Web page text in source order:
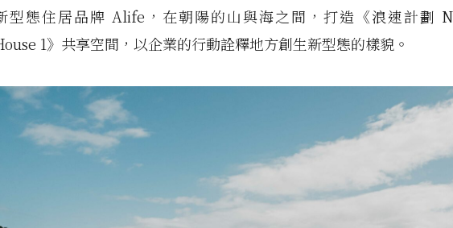
型態住居品牌 Alife，在朝陽的山與海之間，打造《浪速計劃
1》共享空間，以企業的行動詮釋地方創生新型態的樣貌。